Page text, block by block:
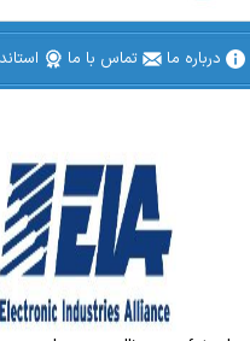
درباره ما تماس با ما